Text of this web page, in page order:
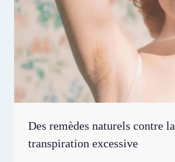
Des remèdes naturels contre la
transpiration excessive